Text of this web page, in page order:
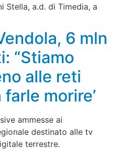
Stella, a.d. di Timedia, a
6 mln
“Stiamo
alle reti
morire’
ammesse ai
destinato alle tv
terrestre.